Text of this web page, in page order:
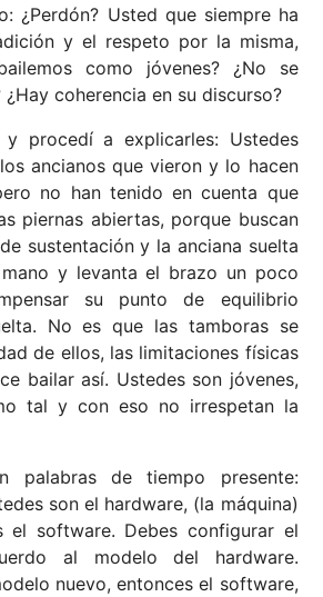
¿Perdón? Usted que siempre ha
y el respeto por la misma,
como jóvenes? ¿No se
coherencia en su discurso?
procedí a explicarles: Ustedes
ancianos que vieron y lo hacen
no han tenido en cuenta que
piernas abiertas, porque buscan
sustentación y la anciana suelta
y levanta el brazo un poco
su punto de equilibrio
No es que las tamboras se
de ellos, las limitaciones físicas
bailar así. Ustedes son jóvenes,
tal y con eso no irrespetan la
palabras de tiempo presente:
son el hardware, (la máquina)
software. Debes configurar el
al modelo del hardware.
nuevo, entonces el software,